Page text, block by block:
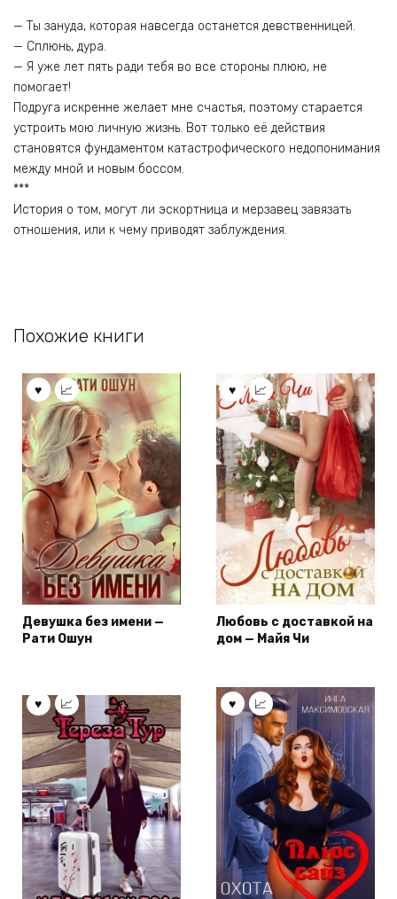
— Ты зануда, которая навсегда останется девственницей.
— Сплюнь, дура.
— Я уже лет пять ради тебя во все стороны плюю, не
помогает!
Подруга искренне желает мне счастья, поэтому старается
устроить мою личную жизнь. Вот только её действия
становятся фундаментом катастрофического недопонимания
между мной и новым боссом.
***
История о том, могут ли эскортница и мерзавец завязать
отношения, или к чему приводят заблуждения.
Похожие книги
Девушка без имени —
Рати Ошун
Любовь с доставкой на
дом — Майя Чи